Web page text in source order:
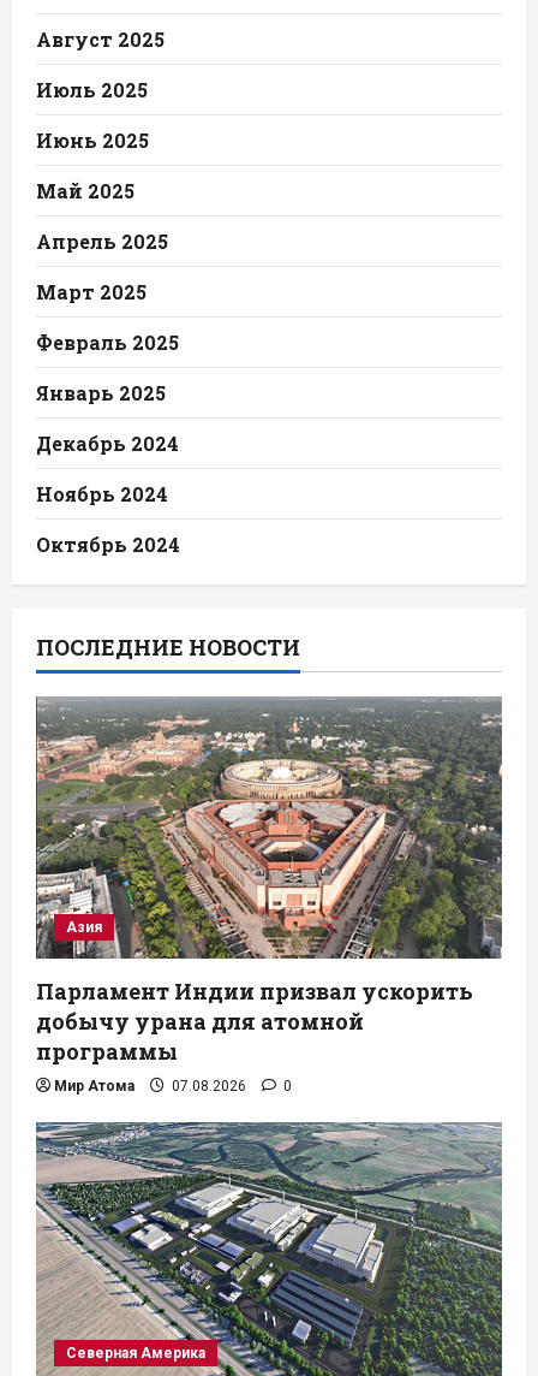
Август 2025
Июль 2025
Июнь 2025
Май 2025
Апрель 2025
Март 2025
Февраль 2025
Январь 2025
Декабрь 2024
Ноябрь 2024
Октябрь 2024
ПОСЛЕДНИЕ НОВОСТИ
Азия
Парламент Индии призвал ускорить
добычу урана для атомной
программы
Мир Атома 07.08.2026 0
Северная Америка